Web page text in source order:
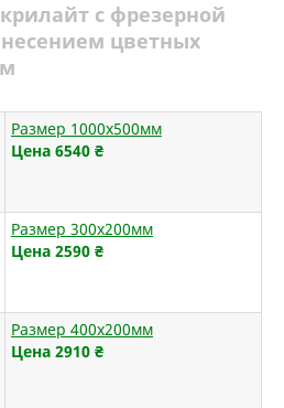
с фрезерной
цветных
Размер 1000х500мм
Цена 6540 ₴
Размер 300х200мм
Цена 2590 ₴
Размер 400х200мм
Цена 2910 ₴